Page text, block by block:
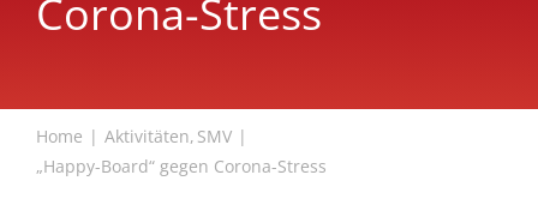
Corona-Stress
Home Aktivitäten SMV
„Happy-Board“ gegen Corona-Stress